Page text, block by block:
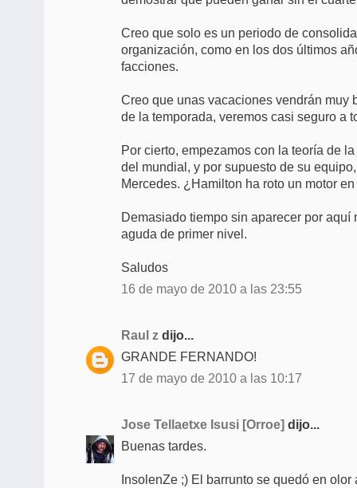
Creo que solo es un periodo de
organización, como en los dos últimos
facciones.
Creo que unas vacaciones vendrán muy
de la temporada, veremos casi seguro a
Por cierto, empezamos con la teoría de
del mundial, y por supuesto de su
Mercedes. ¿Hamilton ha roto un motor
Demasiado tiempo sin aparecer por
aguda de primer nivel.
Saludos
16 de mayo de 2010 a las 23:55
Raul z dijo...
GRANDE FERNANDO!
17 de mayo de 2010 a las 10:17
Jose Tellaetxe Isusi [Orroe] dijo...
Buenas tardes.
InsolenZe ;) El barrunto se quedó en